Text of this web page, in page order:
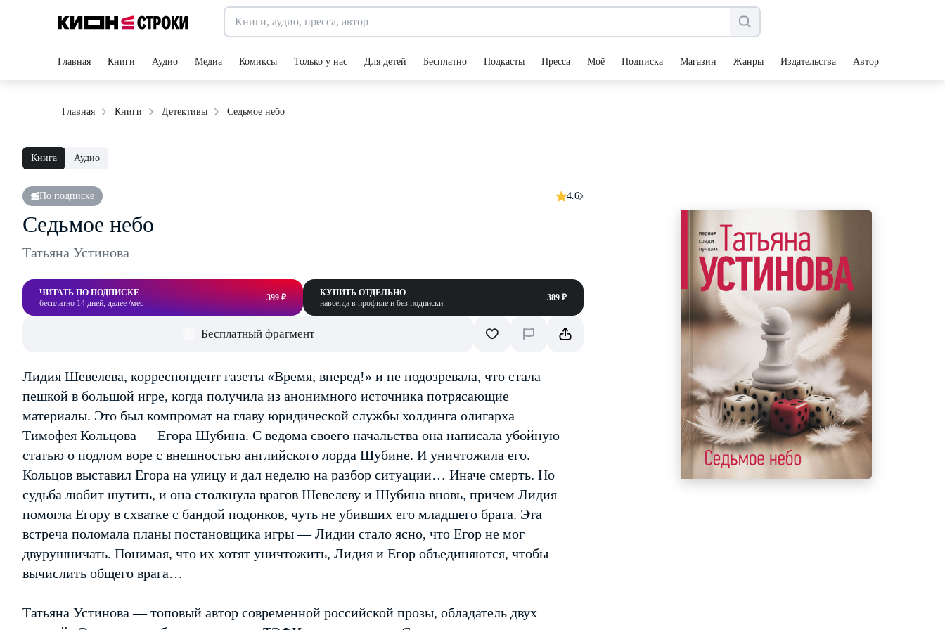
Главная Книги Аудио Медиа Комиксы Только у нас Для детей Бесплатно Подкасты Пресса Моё Подписка Магазин Жанры Издательства Авторы
Главная Книги Детективы Седьмое небо
Книга Аудио
По подписке 4.6
Седьмое небо
Татьяна Устинова
ЧИТАТЬ ПО ПОДПИСКЕ
бесплатно 14 дней, далее /мес
399 ₽
КУПИТЬ ОТДЕЛЬНО
навсегда в профиле и без подписки
389 ₽
Бесплатный фрагмент
Лидия Шевелева, корреспондент газеты «Время, вперед!» и не подозревала, что стала
пешкой в большой игре, когда получила из анонимного источника потрясающие
материалы. Это был компромат на главу юридической службы холдинга олигарха
Тимофея Кольцова — Егора Шубина. С ведома своего начальства она написала убойную
статью о подлом воре с внешностью английского лорда Шубине. И уничтожила его.
Кольцов выставил Егора на улицу и дал неделю на разбор ситуации… Иначе смерть. Но
судьба любит шутить, и она столкнула врагов Шевелеву и Шубина вновь, причем Лидия
помогла Егору в схватке с бандой подонков, чуть не убивших его младшего брата. Эта
встреча поломала планы постановщика игры — Лидии стало ясно, что Егор не мог
двурушничать. Понимая, что их хотят уничтожить, Лидия и Егор объединяются, чтобы
вычислить общего врага…
Татьяна Устинова — топовый автор современной российской прозы, обладатель двух